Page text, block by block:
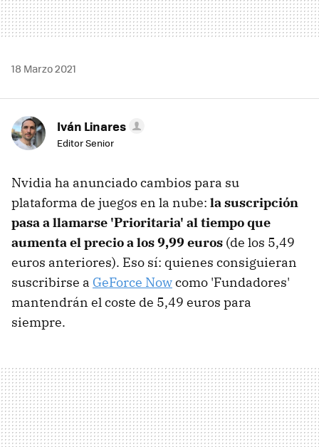
18 Marzo 2021
Iván Linares
Editor Senior
Nvidia ha anunciado cambios para su
plataforma de juegos en la nube: la suscripción
pasa a llamarse 'Prioritaria' al tiempo que
aumenta el precio a los 9,99 euros (de los 5,49
euros anteriores). Eso sí: quienes consiguieran
suscribirse a GeForce Nowcomo 'Fundadores'
mantendrán el coste de 5,49 euros para
siempre.